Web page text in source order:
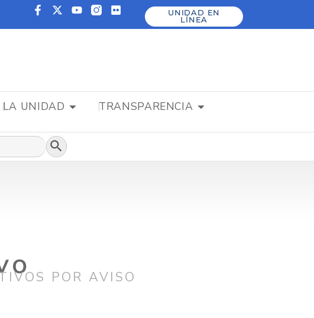
UNIDAD EN
LÍNEA
LA UNIDAD TRANSPARENCIA
Botón de búsqueda
POR AVISO